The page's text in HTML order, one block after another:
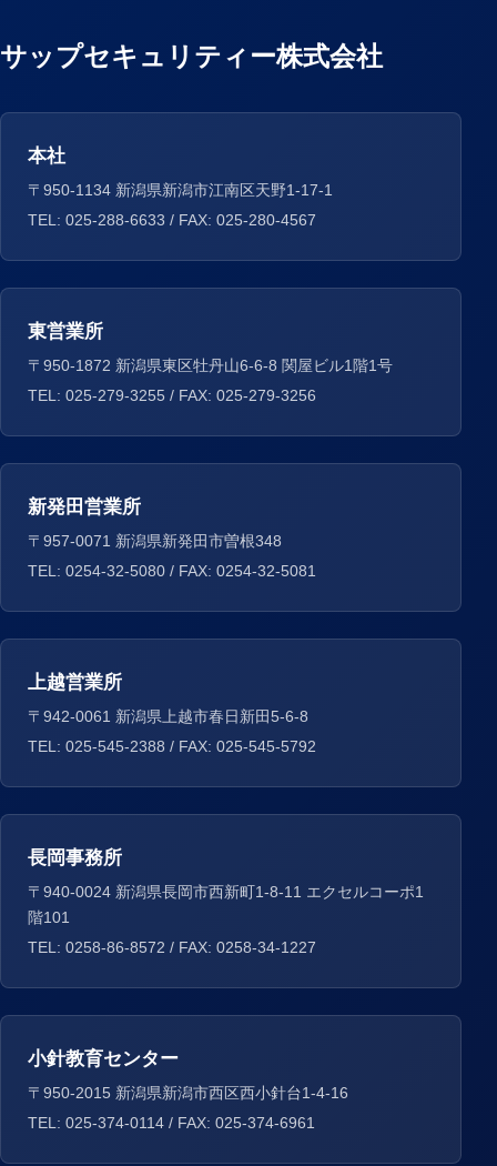
サップセキュリティー株式会社
本社
〒950-1134 新潟県新潟市江南区天野1-17-1
TEL: 025-288-6633 / FAX: 025-280-4567
東営業所
〒950-1872 新潟県東区牡丹山6-6-8 関屋ビル1階1号
TEL: 025-279-3255 / FAX: 025-279-3256
新発田営業所
〒957-0071 新潟県新発田市曽根348
TEL: 0254-32-5080 / FAX: 0254-32-5081
上越営業所
〒942-0061 新潟県上越市春日新田5-6-8
TEL: 025-545-2388 / FAX: 025-545-5792
長岡事務所
〒940-0024 新潟県長岡市西新町1-8-11 エクセルコーポ1
階101
TEL: 0258-86-8572 / FAX: 0258-34-1227
小針教育センター
〒950-2015 新潟県新潟市西区西小針台1-4-16
TEL: 025-374-0114 / FAX: 025-374-6961